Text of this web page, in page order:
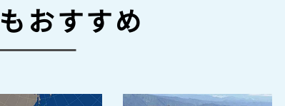
おすすめ